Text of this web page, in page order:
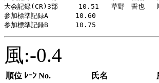
大会記録(CR)3部     10.51   草野　誓也
参加標準記録A   　  10.60
風:-0.4
順位 ﾚｰﾝ No. 氏名